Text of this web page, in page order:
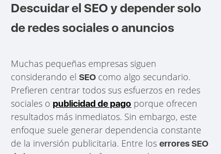
Descuidar el SEO y depender solo
de redes sociales o anuncios
Muchas pequeñas empresas siguen
considerando elSEO como algo secundario.
Prefieren centrar todos sus esfuerzos en redes
sociales opublicidad de pago porque ofrecen
resultados más inmediatos. Sin embargo, este
enfoque suele generar dependencia constante
de la inversión publicitaria. Entre loserrores SEO